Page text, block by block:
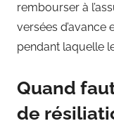
rembourser à
versées
pendant laquelle
Quand
de